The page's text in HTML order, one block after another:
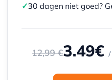
✓30 dagen niet goed?
12,99 €3.49€ /